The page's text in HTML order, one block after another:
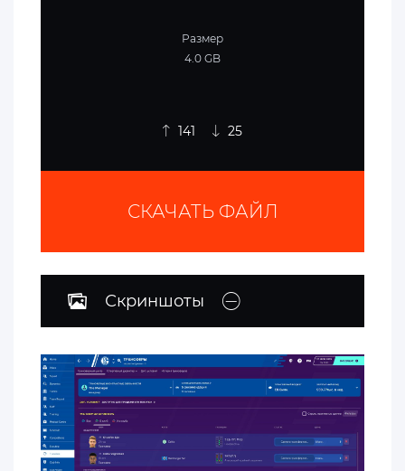
Размер
4.0 GB
141 25
СКАЧАТЬ ФАЙЛ
Скриншоты